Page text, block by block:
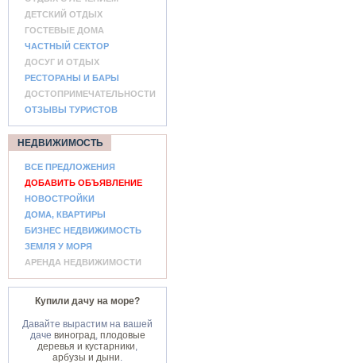
ДЕТСКИЙ ОТДЫХ
ГОСТЕВЫЕ ДОМА
ЧАСТНЫЙ СЕКТОР
ДОСУГ И ОТДЫХ
РЕСТОРАНЫ И БАРЫ
ДОСТОПРИМЕЧАТЕЛЬНОСТИ
ОТЗЫВЫ ТУРИСТОВ
НЕДВИЖИМОСТЬ
ВСЕ ПРЕДЛОЖЕНИЯ
ДОБАВИТЬ ОБЪЯВЛЕНИЕ
НОВОСТРОЙКИ
ДОМА, КВАРТИРЫ
БИЗНЕС НЕДВИЖИМОСТЬ
ЗЕМЛЯ У МОРЯ
АРЕНДА НЕДВИЖИМОСТИ
Купили дачу на море?
Давайте вырастим на вашей
даче виноград, плодовые
деревья и кустарники,
арбузы и дыни.